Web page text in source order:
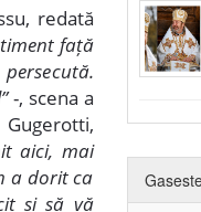
redată
față
-, scena a
aici, mai
a dorit ca
și să vă